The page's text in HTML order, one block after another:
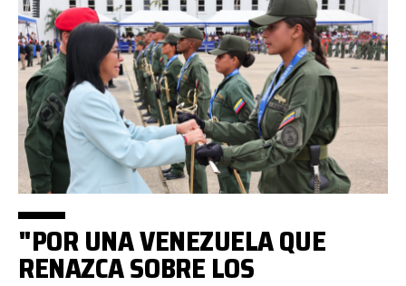
"POR UNA VENEZUELA QUE
RENAZCA SOBRE LOS